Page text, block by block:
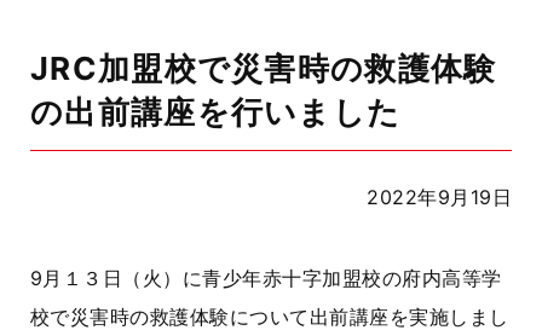
JRC加盟校で災害時の救護体験
の出前講座を行いました
2022年9月19日
9月１３日（火）に青少年赤十字加盟校の府内高等学
校で災害時の救護体験について出前講座を実施しまし